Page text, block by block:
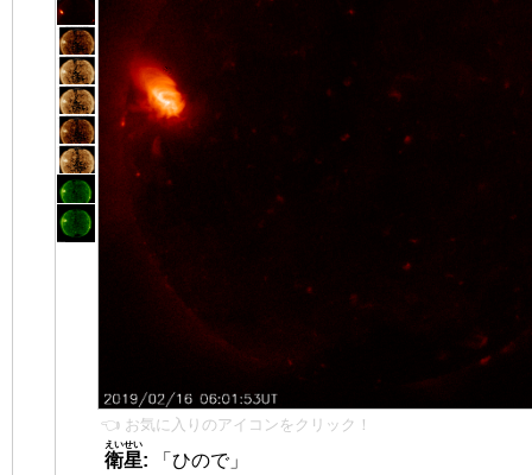
👈 お気に入りのアイコンをクリック！
衛星
えいせい
:
「ひので」